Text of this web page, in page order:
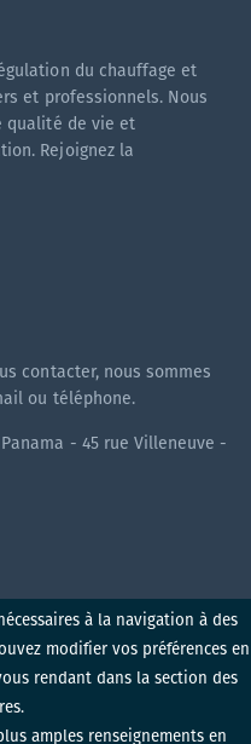
à la navigation à des
modifier vos préférences en
rendant dans la section des
amples renseignements en
du chauffage et
et professionnels. Nous
qualité de vie et
Rejoignez la
contacter, nous sommes
ou téléphone.
- 45 rue Villeneuve -
(2026)
Conditions d'utilisation